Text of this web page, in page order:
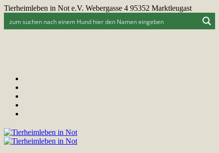
Tierheimleben in Not e.V. Webergasse 4 95352 Marktleugast